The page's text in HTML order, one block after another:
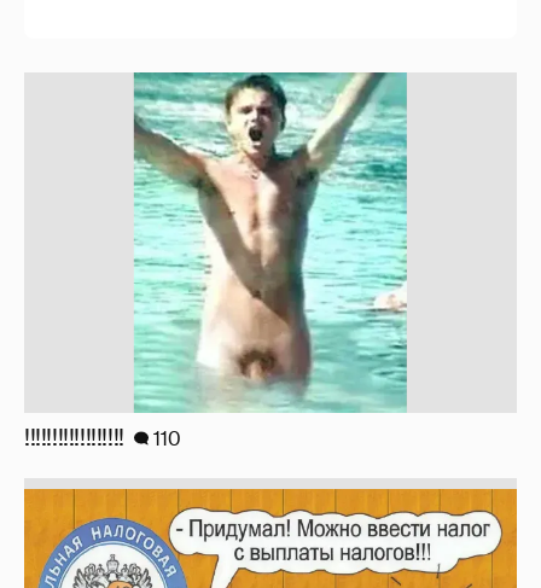
110
Зачем нам вообще платить налоги? (или:
как работают наши деньги, когда мы